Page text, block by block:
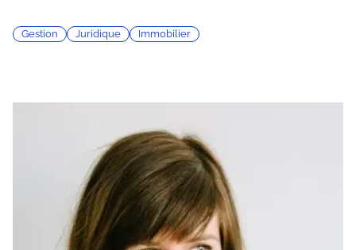
Gestion Juridique Immobilier